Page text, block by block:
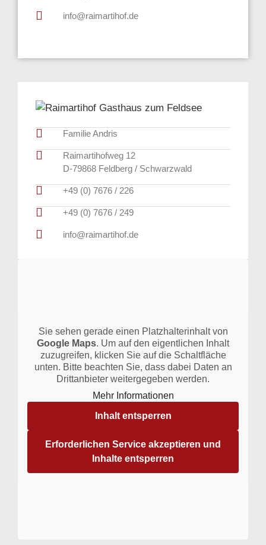
info@raimartihof.de
Familie Andris
Raimartihofweg 12
D-79868 Feldberg / Schwarzwald
+49 (0) 7676 / 226
+49 (0) 7676 / 249
info@raimartihof.de
Sie sehen gerade einen Platzhalterinhalt von
Google Maps. Um auf den eigentlichen Inhalt
zuzugreifen, klicken Sie auf die Schaltfläche
unten. Bitte beachten Sie, dass dabei Daten an
Drittanbieter weitergegeben werden.
Mehr Informationen
Inhalt entsperren
Erforderlichen Service akzeptieren und
Inhalte entsperren